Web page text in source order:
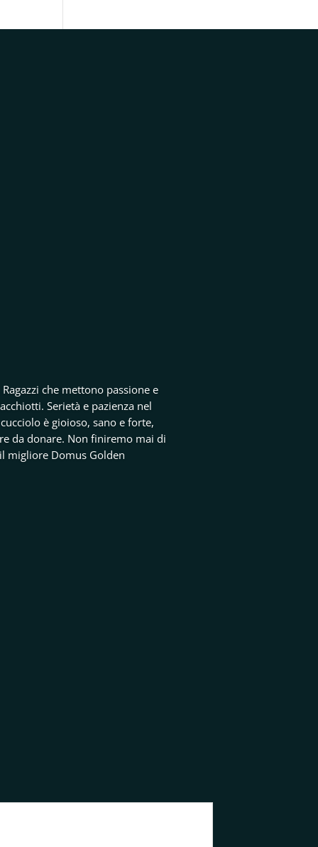
che mettono passione e
Serietà e pazienza nel
è gioioso, sano e forte,
da donare. Non finiremo mai di
migliore Domus Golden